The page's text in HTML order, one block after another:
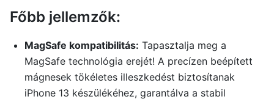
Főbb jellemzők:
MagSafe kompatibilitás: Tapasztalja meg a
MagSafe technológia erejét! A precízen beépített
mágnesek tökéletes illeszkedést biztosítanak
iPhone 13 készülékéhez, garantálva a stabil